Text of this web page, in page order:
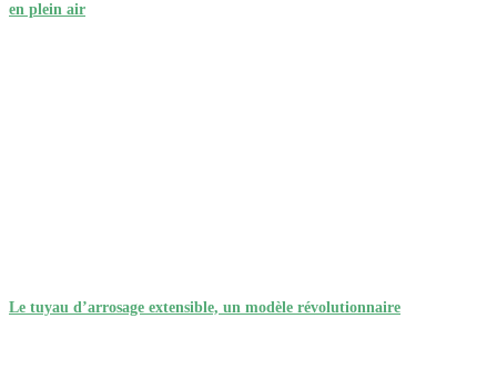
en plein air
Le tuyau d’arrosage extensible, un modèle révolutionnaire